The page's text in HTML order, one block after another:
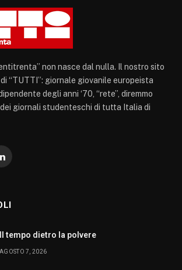
non nasce dal nulla. Il nostro sito
di “TUTTI”: giornale giovanile europeista
degli anni ‘70, “rete”, diremmo
giornali studenteschi di tutta Italia di
LinkedIn
Il tempo dietro la polvere
AGOSTO 7, 2026